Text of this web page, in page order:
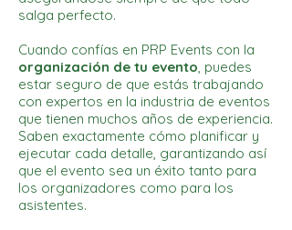
salga perfecto.
Cuando confías en PRP Events con la
organización de tu evento, puedes
estar seguro de que estás trabajando
con expertos en la industria de eventos
que tienen muchos años de experiencia.
Saben exactamente cómo planificar y
ejecutar cada detalle, garantizando así
que el evento sea un éxito tanto para
los organizadores como para los
asistentes.